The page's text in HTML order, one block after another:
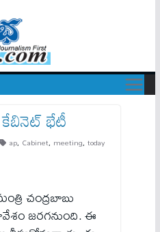
కేబినెట్ భేటీ
ap, Cabinet, meeting, today
చంద్రబాబు
జరగనుంది. ఈ